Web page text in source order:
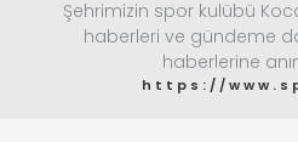
Şehrimizin spor kulübü
haberleri ve gündeme
haberlerine
https://